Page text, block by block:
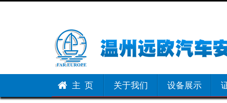
主 页 关于我们 设备展示
Home» Products »Car Seat Belt » Seat Belt Height